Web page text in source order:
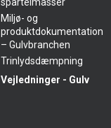
Miljø- og
produktdokumentation
– Gulvbranchen
Trinlydsdæmpning
Vejledninger - Gulv